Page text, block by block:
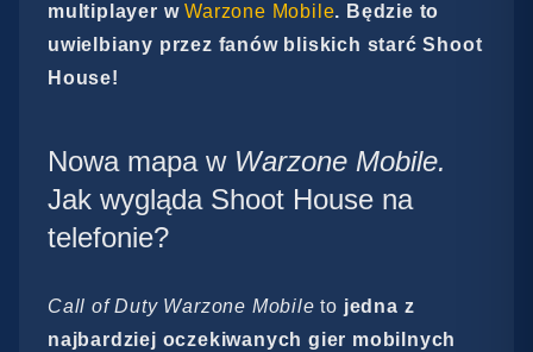
multiplayer w Warzone Mobile. Będzie to
uwielbiany przez fanów bliskich starć Shoot
House!
Nowa mapa w Warzone Mobile.
Jak wygląda Shoot House na
telefonie?
Call of Duty Warzone Mobile to jedna z
najbardziej oczekiwanych gier mobilnych